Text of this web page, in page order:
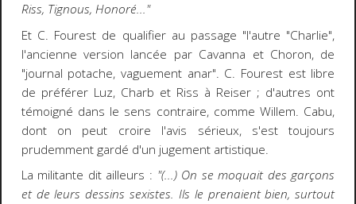
Riss, Tignous, Honoré..."
Et C. Fourest de qualifier au passage "l'autre "Charlie",
l'ancienne version lancée par Cavanna et Choron, de
"journal potache, vaguement anar". C. Fourest est libre
de préférer Luz, Charb et Riss à Reiser ; d'autres ont
témoigné dans le sens contraire, comme Willem. Cabu,
dont on peut croire l'avis sérieux, s'est toujours
prudemment gardé d'un jugement artistique.
La militante dit ailleurs : "(...) On se moquait des garçons
et de leurs dessins sexistes. Ils le prenaient bien, surtout